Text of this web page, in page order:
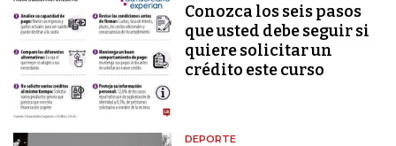
Conozca los seis pasos
que usted debe seguir si
quiere solicitar un
crédito este curso
DEPORTE